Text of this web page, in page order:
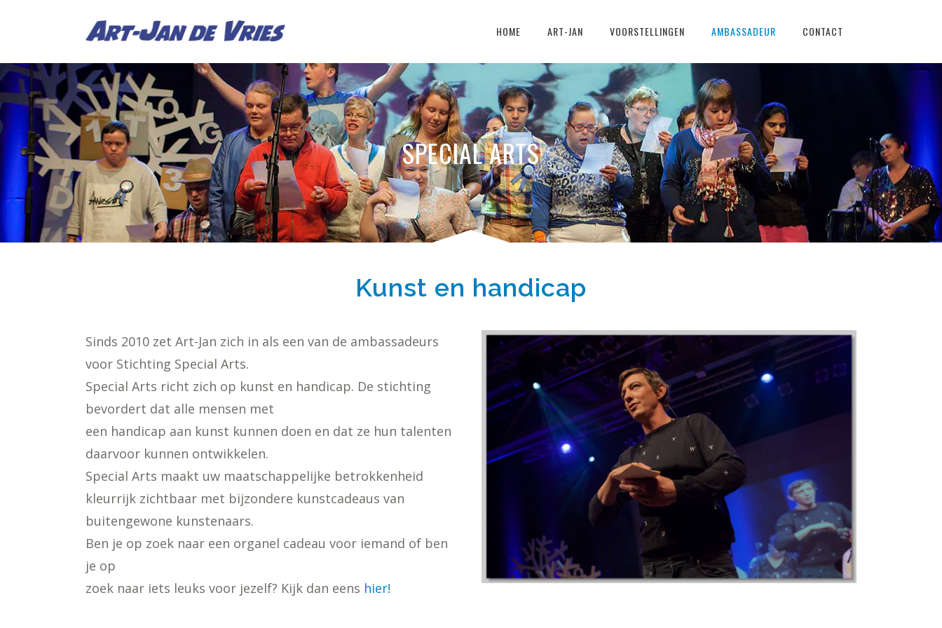
HOME ART-JAN VOORSTELLINGEN AMBASSADEUR CONTACT
SPECIAL ARTS
Kunst en handicap
Sinds 2010 zet Art-Jan zich in als een van de ambassadeurs
voor Stichting Special Arts.
Special Arts richt zich op kunst en handicap. De stichting
bevordert dat alle mensen met
een handicap aan kunst kunnen doen en dat ze hun talenten
daarvoor kunnen ontwikkelen.
Special Arts maakt uw maatschappelijke betrokkenheid
kleurrijk zichtbaar met bijzondere kunstcadeaus van
buitengewone kunstenaars.
Ben je op zoek naar een organel cadeau voor iemand of ben
je op
zoek naar iets leuks voor jezelf? Kijk dan eens hier!